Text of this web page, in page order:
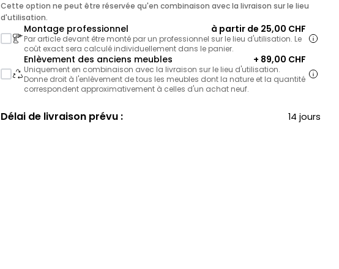
Cette option ne peut être réservée qu'en combinaison avec la livraison sur le lieu
d'utilisation.
Montage professionnel à partir de 25,00 CHF
Par article devant être monté par un professionnel sur le lieu d'utilisation. Le
coût exact sera calculé individuellement dans le panier.
Enlèvement des anciens meubles + 89,00 CHF
Uniquement en combinaison avec la livraison sur le lieu d'utilisation.
Donne droit à l'enlèvement de tous les meubles dont la nature et la quantité
correspondent approximativement à celles d'un achat neuf.
Délai de livraison prévu : 14 jours